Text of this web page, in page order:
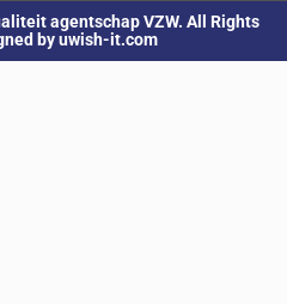
agentschap VZW. All Rights
by uwish-it.com